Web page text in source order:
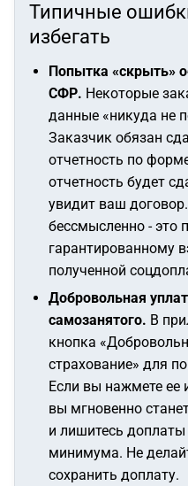
Типичные
избегать
Попытка «скрыть»
СФР. Некоторые
данные «никуда не
Заказчик обязан
отчетность по
отчетность будет
увидит ваш
бессмысленно - это
гарантированному
полученной
Добровольная
самозанятого. В
кнопка
страхование» для
Если вы нажмете ее
вы мгновенно
и лишитесь
минимума. Не
сохранить доплату.